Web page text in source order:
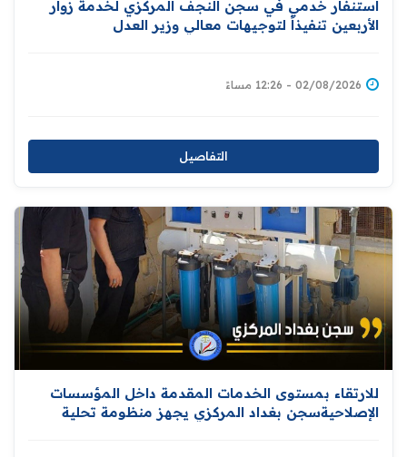
استنفار خدمي في سجن النجف المركزي لخدمة زوار
الأربعين تنفيذاً لتوجيهات معالي وزير العدل
02/08/2026 - 12:26 مساءً
التفاصيل
للارتقاء بمستوى الخدمات المقدمة داخل المؤسسات
الإصلاحيةسجن بغداد المركزي يجهز منظومة تحلية